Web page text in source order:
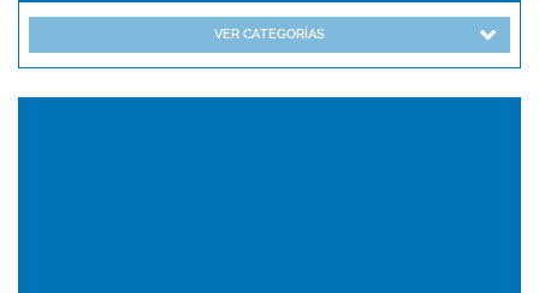
VER CATEGORÍAS